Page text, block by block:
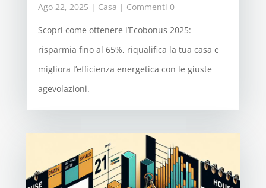
Ago 22, 2025 | Casa | Commenti 0
Scopri come ottenere l’Ecobonus 2025:
risparmia fino al 65%, riqualifica la tua casa e
migliora l’efficienza energetica con le giuste
agevolazioni.